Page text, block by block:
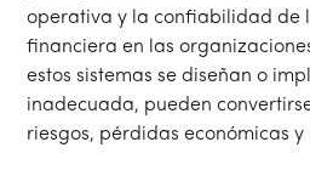
operativa y la confiabilidad de
financiera en las
estos sistemas se diseñan o
inadecuada, pueden
riesgos, pérdidas económicas